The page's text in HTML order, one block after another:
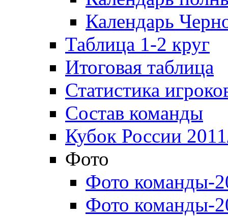
Календарь
Таблица 1-2 круг
Итоговая таблица
Статистика
Состав команды
Кубок России
Фото
Фото команды-
Фото команды-